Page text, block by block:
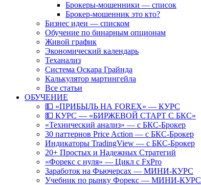
Брокеры-мошенники — список
Брокер-мошенник это кто?
Бизнес идеи — списком
Обучение по бинарным опционам
Живой график
Экономический календарь
Теханализ
Система Оскара Грайнда
Калькулятор мартингейла
Все статьи
ОБУЧЕНИЕ
💵 «ПРИБЫЛЬ НА FOREX» — КУРС
💵 КУРС — «БИРЖЕВОЙ СТАРТ С БКС»
«Технический анализ» — с БКС-Брокер
30 паттернов Price Action — с БКС-Брокер
Индикаторы TradingView — с БКС-Брокер
20+ Простых и Надежных Стратегий
«Форекс с нуля» — Цикл с FxPro
Заработок на Фьючерсах — МИНИ-КУРС
Учебник по рынку Форекс — МИНИ-КУРС